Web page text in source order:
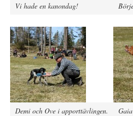
Vi hade en kanondag!
Demi och Ove i apporttävlingen.